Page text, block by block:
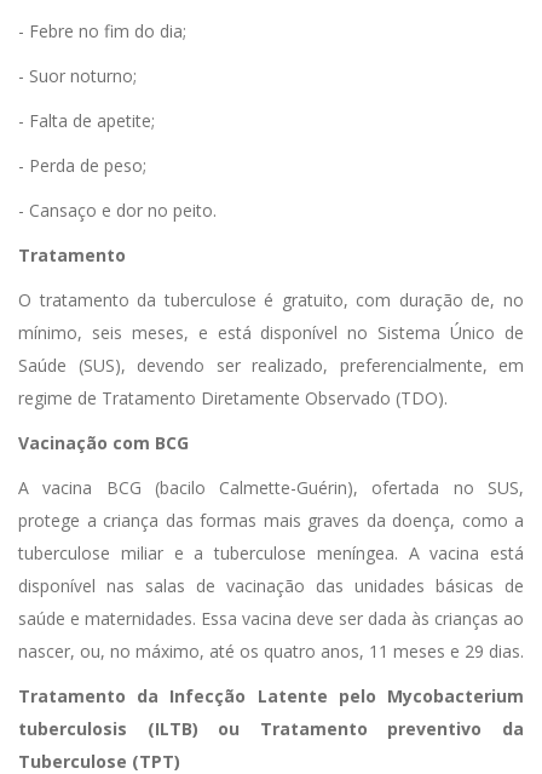
- Febre no fim do dia;
- Suor noturno;
- Falta de apetite;
- Perda de peso;
- Cansaço e dor no peito.
Tratamento
O tratamento da tuberculose é gratuito, com duração de, no
mínimo, seis meses, e está disponível no Sistema Único de
Saúde (SUS), devendo ser realizado, preferencialmente, em
regime de Tratamento Diretamente Observado (TDO).
Vacinação com BCG
A vacina BCG (bacilo Calmette-Guérin), ofertada no SUS,
protege a criança das formas mais graves da doença, como a
tuberculose miliar e a tuberculose meníngea. A vacina está
disponível nas salas de vacinação das unidades básicas de
saúde e maternidades. Essa vacina deve ser dada às crianças ao
nascer, ou, no máximo, até os quatro anos, 11 meses e 29 dias.
Tratamento da Infecção Latente pelo Mycobacterium
tuberculosis (ILTB) ou Tratamento preventivo da
Tuberculose (TPT)